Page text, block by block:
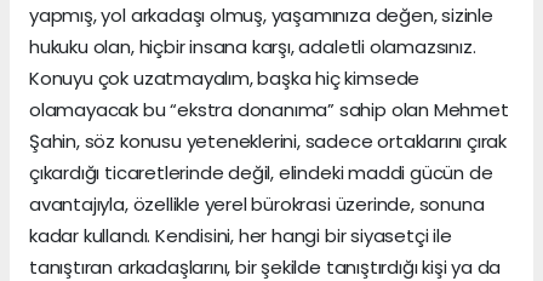
yapmış, yol arkadaşı olmuş, yaşamınıza değen, sizinle
hukuku olan, hiçbir insana karşı, adaletli olamazsınız.
Konuyu çok uzatmayalım, başka hiç kimsede
olamayacak bu “ekstra donanıma” sahip olan Mehmet
Şahin, söz konusu yeteneklerini, sadece ortaklarını çırak
çıkardığı ticaretlerinde değil, elindeki maddi gücün de
avantajıyla, özellikle yerel bürokrasi üzerinde, sonuna
kadar kullandı. Kendisini, her hangi bir siyasetçi ile
tanıştıran arkadaşlarını, bir şekilde tanıştırdığı kişi ya da